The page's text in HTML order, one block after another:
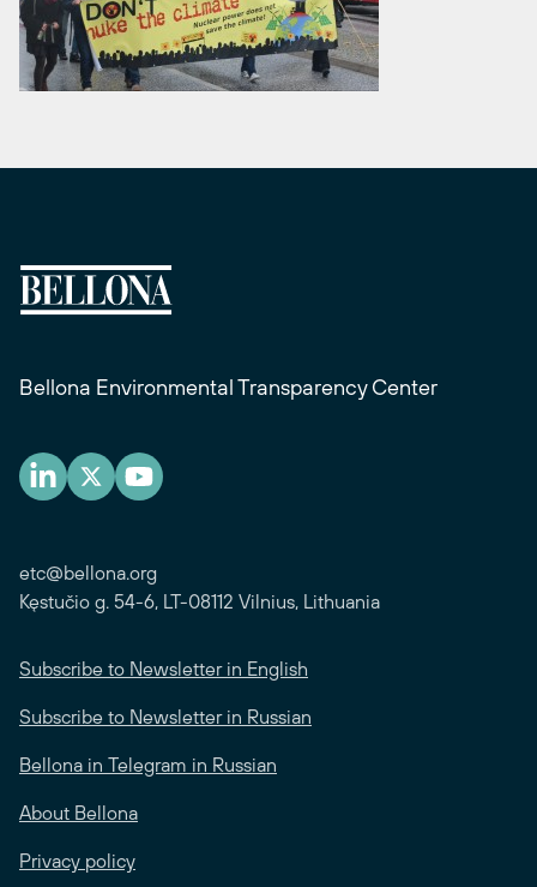
Bellona Environmental Transparency Center
etc@bellona.org
Kęstučio g. 54-6, LT-08112 Vilnius, Lithuania
Subscribe to Newsletter in English
Subscribe to Newsletter in Russian
Bellona in Telegram in Russian
About Bellona
Privacy policy